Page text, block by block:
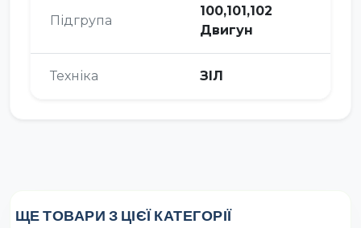
Підгрупа
100,101,102
Двигун
Техніка ЗІЛ
ЩЕ ТОВАРИ З ЦІЄЇ КАТЕГОРІЇ